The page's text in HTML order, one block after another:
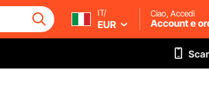
IT/
EUR
Ciao, Accedi
Account e